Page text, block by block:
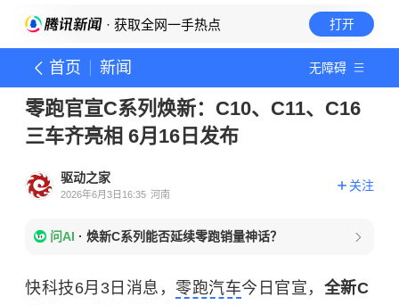
· 获取全网一手热点 打开
首页 新闻 无障碍
零跑官宣C系列焕新：C10、C11、C16
三车齐亮相 6月16日发布
驱动之家
2026年6月3日16:35 河南
关注
问AI · 焕新C系列能否延续零跑销量神话？
快科技6月3日消息， 零跑汽车今日官宣， 全新C